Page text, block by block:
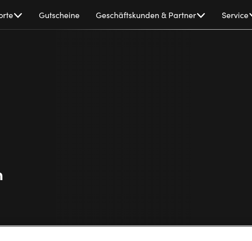
Gutscheine Geschäftskunden & Partner Service